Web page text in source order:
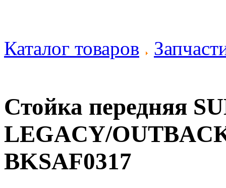
Каталог товаров
Стойка передняя
LEGACY/
BKSAF0317